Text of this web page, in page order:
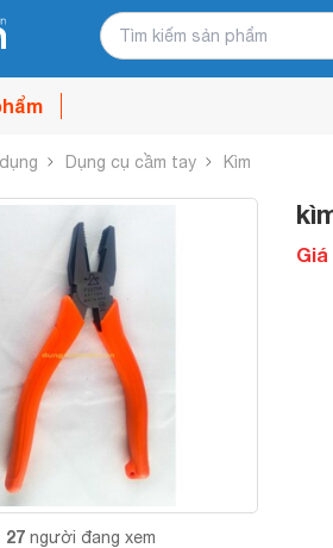
Dụng cụ cầm tay Kìm
27 người đang xem